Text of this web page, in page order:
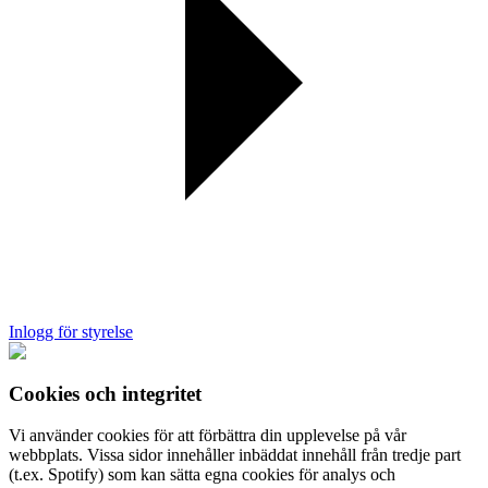
Inlogg för styrelse
Cookies och integritet
Vi använder cookies för att förbättra din upplevelse på vår
webbplats. Vissa sidor innehåller inbäddat innehåll från tredje part
(t.ex. Spotify) som kan sätta egna cookies för analys och